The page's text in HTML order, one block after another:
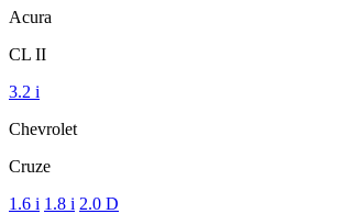
Acura
CL II
3.2 i
Chevrolet
Cruze
1.6 i 1.8 i 2.0 D